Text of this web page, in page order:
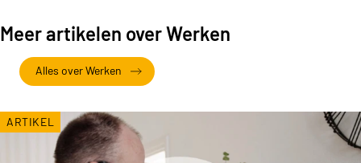
Meer artikelen over Werken
Alles over Werken
ARTIKEL